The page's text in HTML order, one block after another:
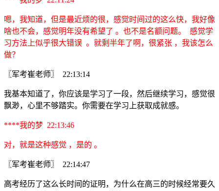
嗯，我知道，但是最近烦的很，感觉时间过的这么快，我好像
啥也不会，感觉明年没有希望了 。也不是名额问题。 感觉学
习方法上似乎很大错误 。就剩半年了啊，很紧张 ，我该怎么
做？
〖军考崔老师〗 22:13:14
我基本知道了，你应该是学习了一段，然后继续学习，感觉很
飘渺，心里不够踏实。你需要在学习上获取成就感。
****我的梦 22:13:46
对，就是这种感觉 ，是的 。
〖军考崔老师〗 22:14:47
高考经历了这么长时间的证明，为什么在高三的时候经常要久